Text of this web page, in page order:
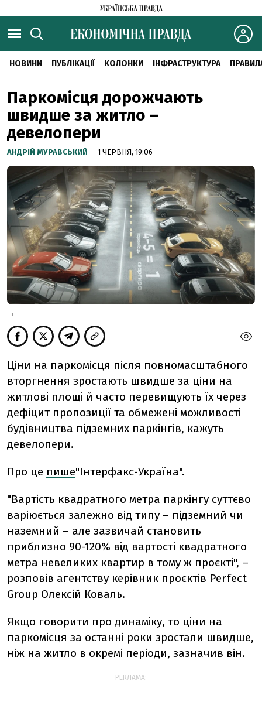
НОВИНИ ПУБЛІКАЦІЇ КОЛОНКИ ІНФРАСТРУКТУРА
Паркомісця дорожчають
швидше за житло –
девелопери
АНДРІЙ МУРАВСЬКИЙ — 1 ЧЕРВНЯ, 19:06
ЕП
Ціни на паркомісця після повномасштабного
вторгнення зростають швидше за ціни на
житлові площі й часто перевищують їх через
дефіцит пропозиції та обмежені можливості
будівництва підземних паркінгів, кажуть
девелопери.
Про це пише"Інтерфакс-Україна".
"Вартість квадратного метра паркінгу суттєво
варіюється залежно від типу – підземний чи
наземний – але зазвичай становить
приблизно 90-120% від вартості квадратного
метра невеликих квартир в тому ж проєкті", –
розповів агентству керівник проєктів Perfect
Group Олексій Коваль.
Якщо говорити про динаміку, то ціни на
паркомісця за останні роки зростали швидше,
ніж на житло в окремі періоди, зазначив він.
РЕКЛАМА: